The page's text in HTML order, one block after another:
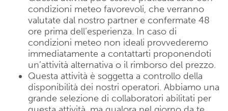
condizioni meteo favorevoli, che verranno
valutate dal nostro partner e confermate 48
ore prima dell’esperienza. In caso di
condizioni meteo non ideali provvederemo
immediatamente a contattarti proponendoti
un’attività alternativa o il rimborso del prezzo.
Questa attività è soggetta a controllo della
disponibilità dei nostri operatori. Abbiamo una
grande selezione di collaboratori abilitati per